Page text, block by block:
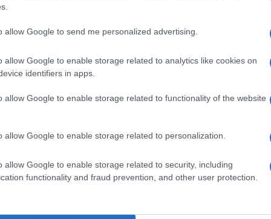
allow Google to send me personalized advertising.
allow Google to enable storage related to analytics like cookies on
identifiers in apps.
allow Google to enable storage related to functionality of the website
allow Google to enable storage related to personalization.
allow Google to enable storage related to security, including
functionality and fraud prevention, and other user protection.
è garantito per un massimo di 36 mesi e si
di giovani che non hanno mai avuto un
del 100% dei contributi previdenziali fino a 500
assunzioni nel Sud Italia, il bonus può arrivare a